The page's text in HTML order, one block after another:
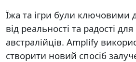
Їжа та ігри були ключовими
від реальності та радості
австралійців. Amplify
створити новий спосіб